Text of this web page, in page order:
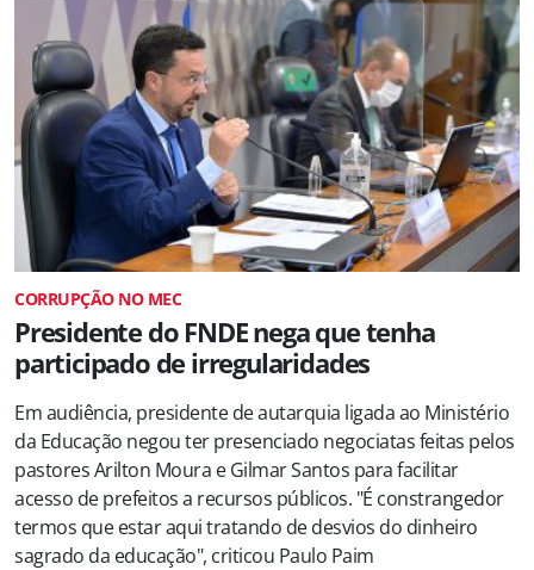
CORRUPÇÃO NO MEC
Presidente do FNDE nega que tenha
participado de irregularidades
Em audiência, presidente de autarquia ligada ao Ministério
da Educação negou ter presenciado negociatas feitas pelos
pastores Arilton Moura e Gilmar Santos para facilitar
acesso de prefeitos a recursos públicos. "É constrangedor
termos que estar aqui tratando de desvios do dinheiro
sagrado da educação", criticou Paulo Paim